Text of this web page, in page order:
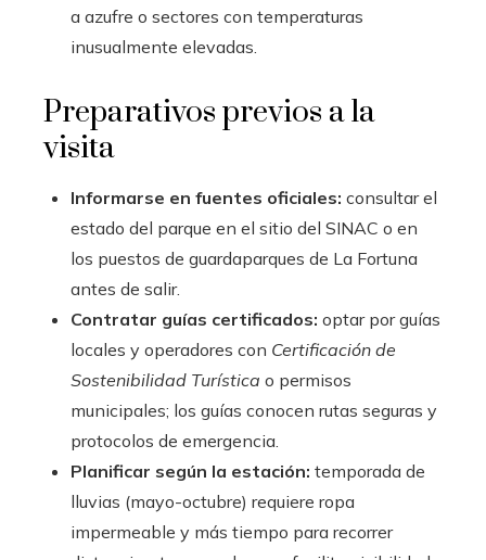
a azufre o sectores con temperaturas
inusualmente elevadas.
Preparativos previos a la
visita
Informarse en fuentes oficiales: consultar el
estado del parque en el sitio del SINAC o en
los puestos de guardaparques de La Fortuna
antes de salir.
Contratar guías certificados: optar por guías
locales y operadores con Certificación de
Sostenibilidad Turística o permisos
municipales; los guías conocen rutas seguras y
protocolos de emergencia.
Planificar según la estación: temporada de
lluvias (mayo-octubre) requiere ropa
impermeable y más tiempo para recorrer